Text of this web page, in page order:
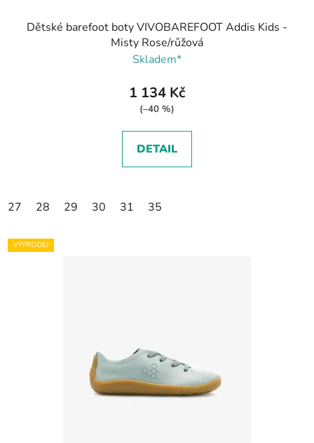
Dětské barefoot boty VIVOBAREFOOT Addis Kids -
Misty Rose/růžová
Skladem*
1 134 Kč
(–40 %)
DETAIL
27 28 29 30 31 35
VÝPRODEJ